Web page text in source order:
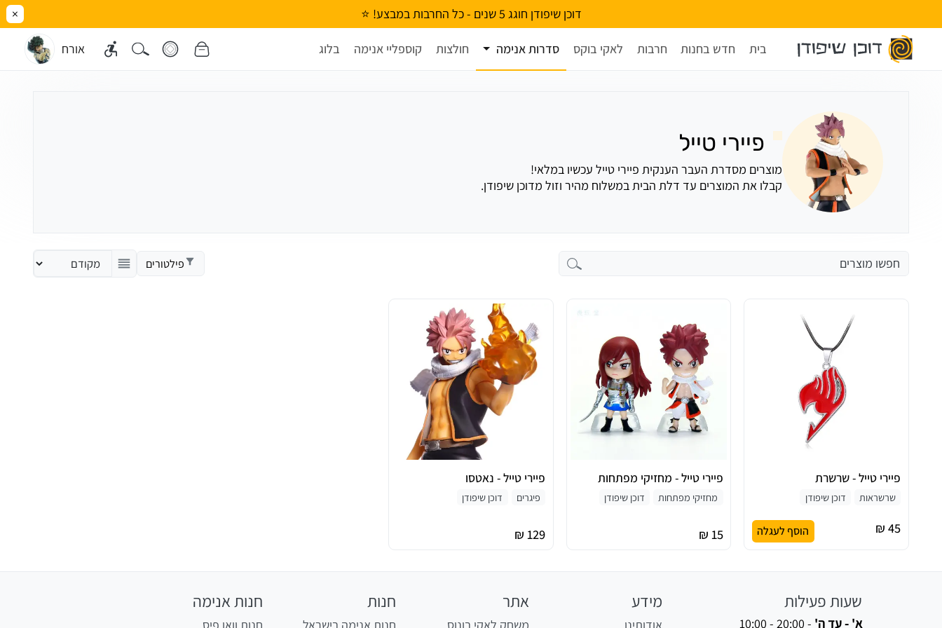
דוכן שיפודן חוגג 5 שנים - כל החרבות במבצע! ⭐ ×
בית חדש בחנות חרבות לאקי בוקס סדרות אנימה חולצות קוספליי אנימה בלוג אורח
פיירי טייל
קבלו את המוצרים עד דלת הבית במשלוח מהיר וזול מדוכן שיפודן.
פילטורים
פיירי טייל - שרשרת
שרשראות דוכן שיפודן
45 ₪ הוסף לעגלה
פיירי טייל - מחזיקי מפתחות
מחזיקי מפתחות דוכן שיפודן
15 ₪
פיירי טייל - נאטסו
פיגרים דוכן שיפודן
129 ₪
שעות פעילות
א' - עד ה' -
10:00 - 20:00
מידע אתר חנות חנות אנימה